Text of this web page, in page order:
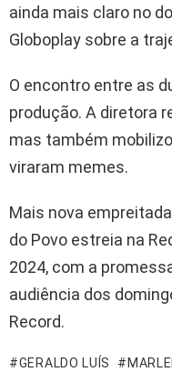
ainda mais claro no
Globoplay sobre a
O encontro entre as
produção. A diretora
mas também
viraram memes.
Mais nova
do Povo estreia na
2024, com a
audiência dos
Record.
GERALDO LUÍS